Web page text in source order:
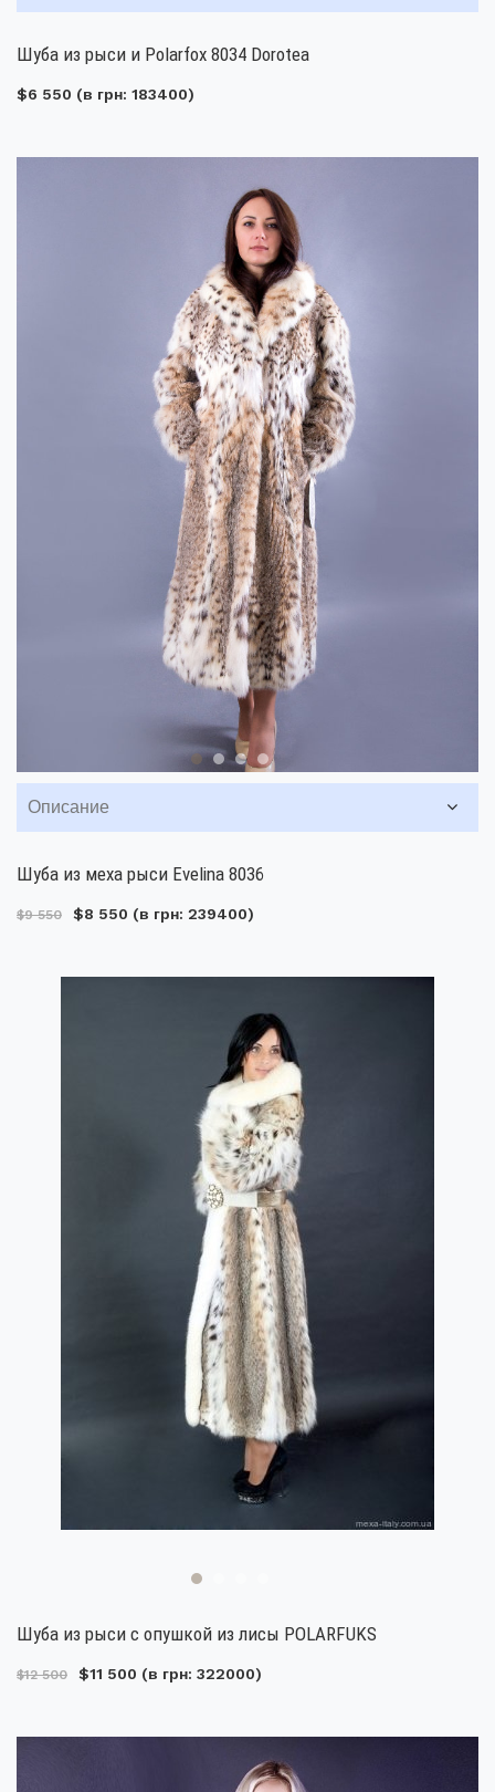
Шуба из рыси и Polarfox 8034 Dorotea
$6 550 (в грн: 183400)
Описание
Шуба из меха рыси Evelina 8036
$9 550 $8 550 (в грн: 239400)
Шуба из рыси с опушкой из лисы POLARFUKS
$12 500 $11 500 (в грн: 322000)